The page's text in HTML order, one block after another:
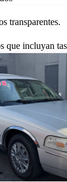
transparentes.
que incluyan